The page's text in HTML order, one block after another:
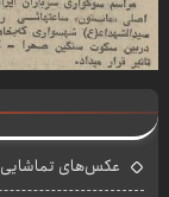
عکس‌های تماشایی از